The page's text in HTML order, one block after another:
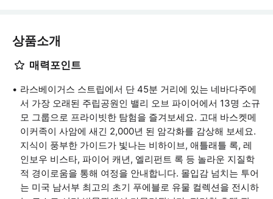
상품소개
매력포인트
라스베이거스 스트립에서 단 45분 거리에 있는 네바다주에
서 가장 오래된 주립공원인 밸리 오브 파이어에서 13명 소규
모 그룹으로 프라이빗한 탐험을 즐겨보세요. 고대 바스켓메
이커족이 사암에 새긴 2,000년 된 암각화를 감상해 보세요.
지식이 풍부한 가이드가 빛나는 비하이브, 애틀래틀 록, 레
인보우 비스타, 파이어 캐년, 엘리펀트 록 등 놀라운 지질학
적 경이로움을 통해 여정을 안내합니다. 몰입감 넘치는 투어
는 미국 남서부 최고의 초기 푸에블로 유물 컬렉션을 전시하